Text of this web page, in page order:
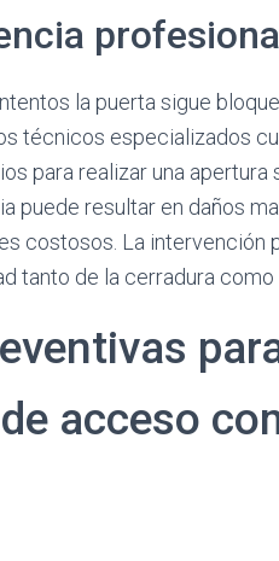
la puerta sigue
técnicos especializados
para realizar una apertura
puede resultar en daños
costosos. La intervención
tanto de la cerradura como
acceso